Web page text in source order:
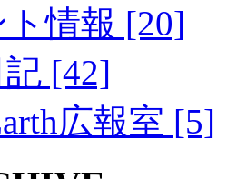
情報 [20]
[42]
広報室 [5]